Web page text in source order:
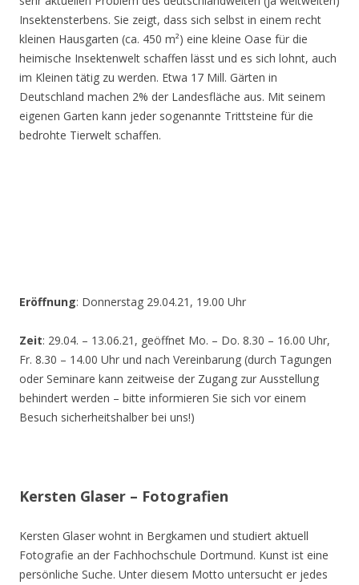
Insektensterbens. Sie zeigt, dass sich selbst in einem recht
kleinen Hausgarten (ca. 450 m²) eine kleine Oase für die
heimische Insektenwelt schaffen lässt und es sich lohnt, auch
im Kleinen tätig zu werden. Etwa 17 Mill. Gärten in
Deutschland machen 2% der Landesfläche aus. Mit seinem
eigenen Garten kann jeder sogenannte Trittsteine für die
bedrohte Tierwelt schaffen.
Eröffnung: Donnerstag 29.04.21, 19.00 Uhr
Zeit: 29.04. – 13.06.21, geöffnet Mo. – Do. 8.30 – 16.00 Uhr,
Fr. 8.30 – 14.00 Uhr und nach Vereinbarung (durch Tagungen
oder Seminare kann zeitweise der Zugang zur Ausstellung
behindert werden – bitte informieren Sie sich vor einem
Besuch sicherheitshalber bei uns!)
Kersten Glaser – Fotografien
Kersten Glaser wohnt in Bergkamen und studiert aktuell
Fotografie an der Fachhochschule Dortmund. Kunst ist eine
persönliche Suche. Unter diesem Motto untersucht er jedes